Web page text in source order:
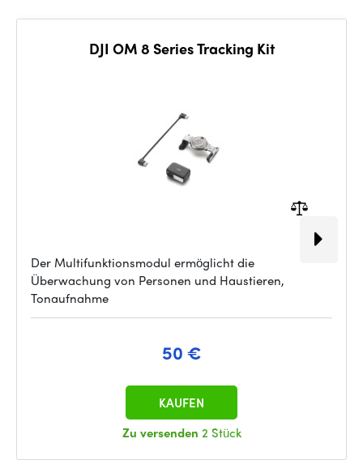
DJI OM 8 Series Tracking Kit
Der Multifunktionsmodul ermöglicht die
Überwachung von Personen und Haustieren,
Tonaufnahme
50 €
Zu versenden 2 Stück
KAUFEN